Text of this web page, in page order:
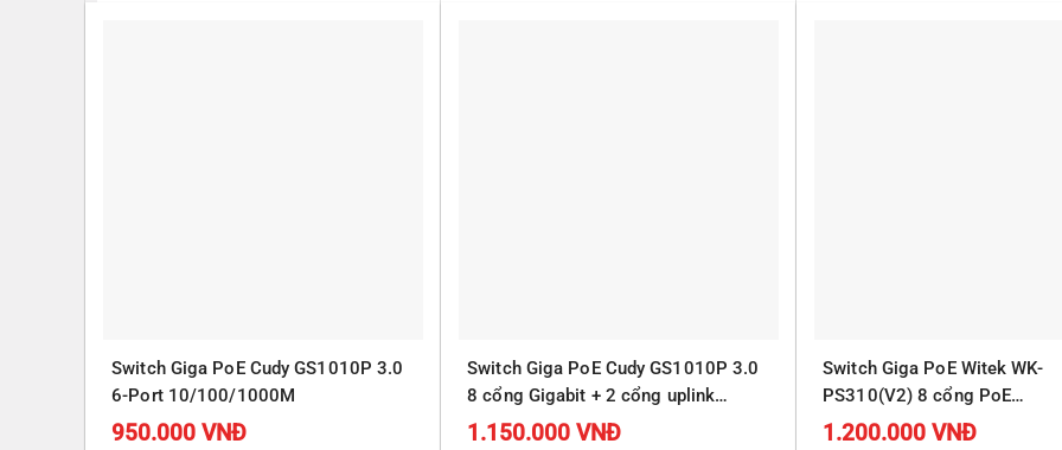
Switch Giga PoE Cudy GS1010P 3.0
6-Port 10/100/1000M
950.000VNĐ
Switch Giga PoE Cudy GS1010P 3.0
8 cổng Gigabit + 2 cổng uplink
Gigabit
1.150.000VNĐ
Switch Giga PoE Witek WK-
PS310(V2) 8 cổng PoE
10/100/1000Mbps, 2 cổng
1.200.000VNĐ